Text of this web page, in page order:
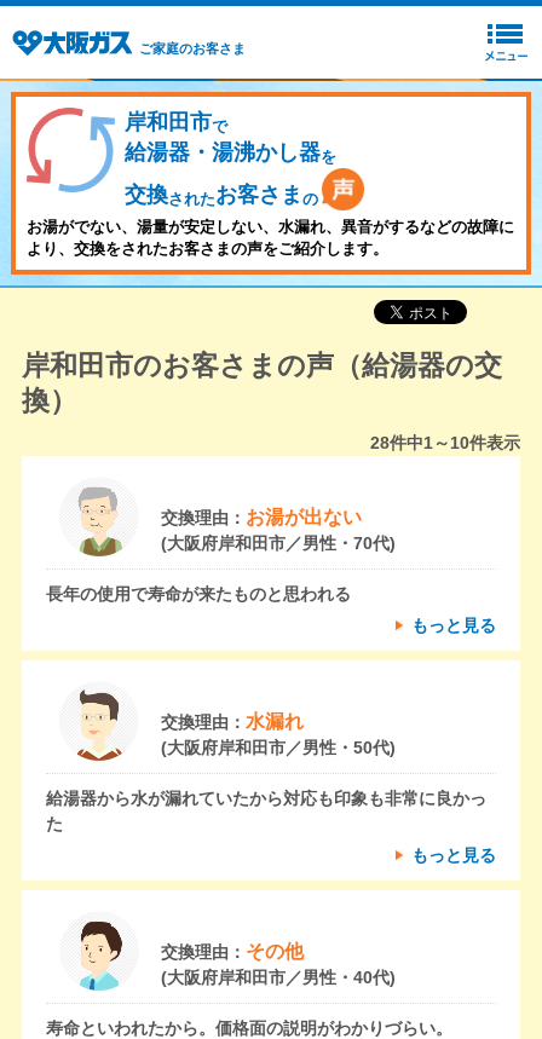
ご家庭のお客さま
岸和田市で
給湯器・湯沸かし器を
交換されたお客さま の
お湯がでない、湯量が安定しない、水漏れ、異音がするなどの故障に
より、交換をされたお客さまの声をご紹介します。
岸和田市のお客さまの声（給湯器の交
換）
28件中1～10件表示
交換理由： お湯が出ない
(大阪府岸和田市／男性・70代)
長年の使用で寿命が来たものと思われる
もっと見る
交換理由： 水漏れ
(大阪府岸和田市／男性・50代)
給湯器から水が漏れていたから対応も印象も非常に良かっ
た
もっと見る
交換理由： その他
(大阪府岸和田市／男性・40代)
寿命といわれたから。価格面の説明がわかりづらい。